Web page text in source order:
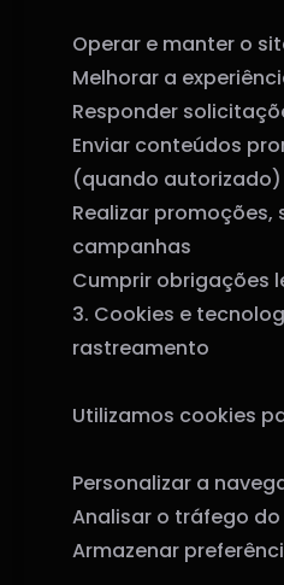
Operar e manter o
Melhorar a
Responder
Enviar conteúdos
(quando autorizado)
Realizar promoções,
campanhas
Cumprir obrigações
3. Cookies e
rastreamento
Utilizamos cookies
Personalizar a
Analisar o tráfego
Armazenar